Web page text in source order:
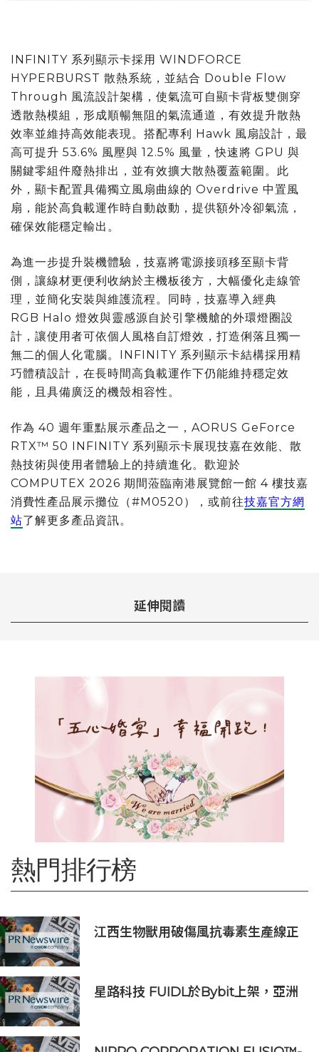
INFINITY 系列顯示卡採用 WINDFORCE
HYPERBURST 散熱系統，並結合 Double Flow
Through 風流設計架構，使氣流可自顯卡背板雙側穿
透散熱模組，形成順暢無阻的氣流通道，有效提升散熱
效率並維持高效能表現。搭配專利 Hawk 風扇設計，最
高可提升 53.6% 風壓與 12.5% 風量，快速將 GPU 與
關鍵零組件廢熱排出，並有效擴大散熱覆蓋範圍。此
外，顯卡配置具備獨立風扇曲線的 Overdrive 中置風
扇，能於高負載運作時自動啟動，提供額外冷卻氣流，
確保效能穩定輸出。
為進一步提升裝機體驗，技嘉將電源接頭移至顯卡背
側，讓線材更便利收納於主機板後方，大幅優化走線管
理，並簡化安裝與維護流程。同時，技嘉導入經典
RGB Halo 燈效與靈感源自於引擎機艙的外環燈圈設
計，讓使用者可依個人風格自訂燈效，打造俐落且獨一
無二的個人化電腦。INFINITY 系列顯示卡結構採用精
巧體積設計，在長時間高負載運作下仍能維持穩定效
能，且具備廣泛的機殼相容性。
作為 40 週年重點展示產品之一，AORUS GeForce
RTX™ 50 INFINITY 系列顯示卡展現技嘉在效能、散
熱技術與使用者體驗上的持續進化。歡迎於
COMPUTEX 2026 期間蒞臨南港展覽館一館 4 樓技嘉
消費性產品展示攤位（#M0520），或前往技嘉官方網
站了解更多產品資訊。
延伸閱讀
熱門排行榜
江西生物獸用破傷風抗毒素生產線正
星路科技 FUIDL於Bybit上架，亞洲